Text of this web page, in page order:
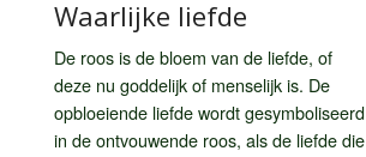
Waarlijke liefde
De roos is de bloem van de liefde, of
deze nu goddelijk of menselijk is. De
opbloeiende liefde wordt gesymboliseerd
in de ontvouwende roos, als de liefde die